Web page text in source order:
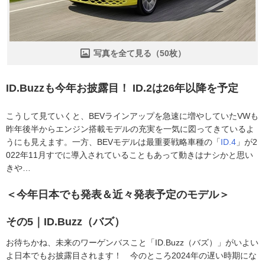
写真を全て見る（50枚）
ID.Buzzも今年お披露目！ ID.2は26年以降を予定
こうして見ていくと、BEVラインアップを急速に増やしていたVWも
昨年後半からエンジン搭載モデルの充実を一気に図ってきているよ
うにも見えます。一方、BEVモデルは最重要戦略車種の「ID.4 」が2
022年11月すでに導入されていることもあって動きはナシかと思い
きや…
＜今年日本でも発表＆近々発表予定のモデル＞
その5｜ID.Buzz（バズ）
お待ちかね、未来のワーゲンバスこと「ID.Buzz（バズ）」がいよい
よ日本でもお披露目されます！ 今のところ2024年の遅い時期にな